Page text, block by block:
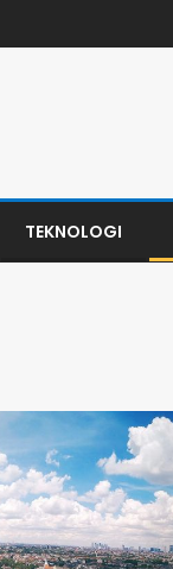
TEKNOLOGI